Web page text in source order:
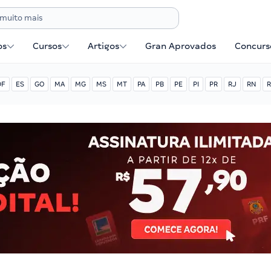
Cursos Artigos Gran Aprovados
ES GO MA MG MS MT PA PB PE PI PR RJ RN